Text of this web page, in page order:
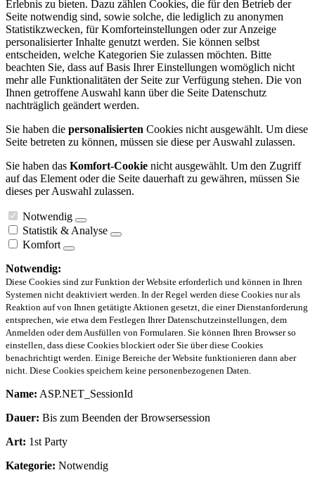
Erlebnis zu bieten. Dazu zählen Cookies, die für den Betrieb der
Seite notwendig sind, sowie solche, die lediglich zu anonymen
Statistikzwecken, für Komforteinstellungen oder zur Anzeige
personalisierter Inhalte genutzt werden. Sie können selbst
entscheiden, welche Kategorien Sie zulassen möchten. Bitte
beachten Sie, dass auf Basis Ihrer Einstellungen womöglich nicht
mehr alle Funktionalitäten der Seite zur Verfügung stehen. Die von
Ihnen getroffene Auswahl kann über die Seite Datenschutz
nachträglich geändert werden.
Sie haben die personalisierten Cookies nicht ausgewählt. Um diese
Seite betreten zu können, müssen sie diese per Auswahl zulassen.
Sie haben das Komfort-Cookie nicht ausgewählt. Um den Zugriff
auf das Element oder die Seite dauerhaft zu gewähren, müssen Sie
dieses per Auswahl zulassen.
Notwendig
Statistik & Analyse
Komfort
Notwendig:
Diese Cookies sind zur Funktion der Website erforderlich und können in Ihren
Systemen nicht deaktiviert werden. In der Regel werden diese Cookies nur als
Reaktion auf von Ihnen getätigte Aktionen gesetzt, die einer Dienstanforderung
entsprechen, wie etwa dem Festlegen Ihrer Datenschutzeinstellungen, dem
Anmelden oder dem Ausfüllen von Formularen. Sie können Ihren Browser so
einstellen, dass diese Cookies blockiert oder Sie über diese Cookies
benachrichtigt werden. Einige Bereiche der Website funktionieren dann aber
nicht. Diese Cookies speichern keine personenbezogenen Daten.
Name: ASP.NET_SessionId
Dauer: Bis zum Beenden der Browsersession
Art: 1st Party
Kategorie: Notwendig